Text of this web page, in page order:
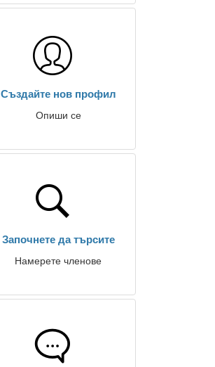
Създайте нов профил
Опиши се
Започнете да търсите
Намерете членове